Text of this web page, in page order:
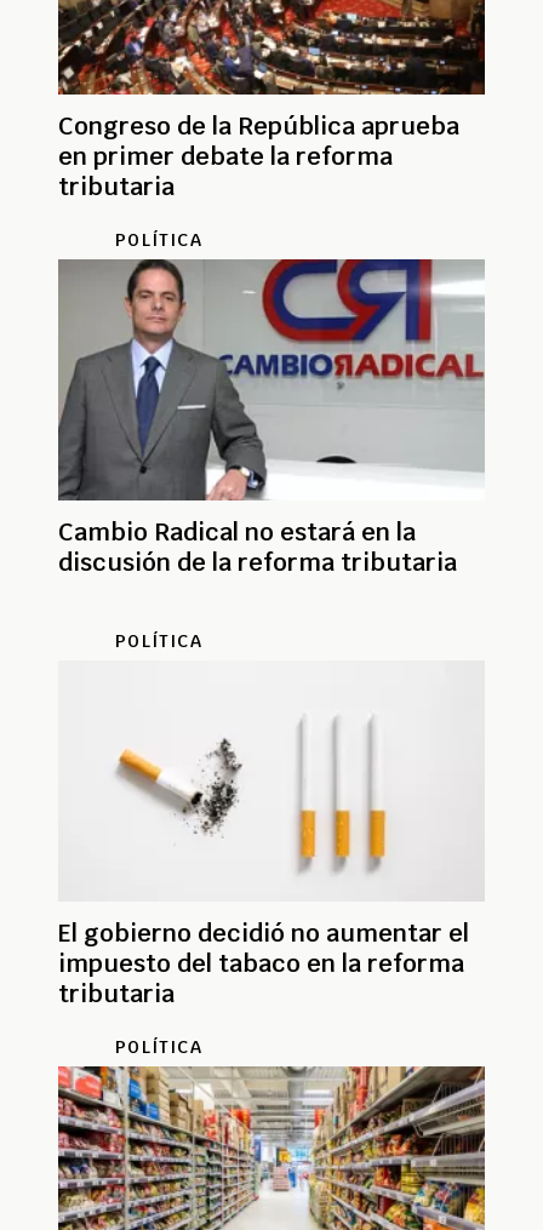
Congreso de la República aprueba
en primer debate la reforma
tributaria
POLÍTICA
Cambio Radical no estará en la
discusión de la reforma tributaria
POLÍTICA
El gobierno decidió no aumentar el
impuesto del tabaco en la reforma
tributaria
POLÍTICA